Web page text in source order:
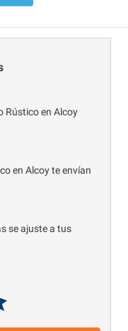
Rústico en Alcoy
en Alcoy te envían
se ajuste a tus